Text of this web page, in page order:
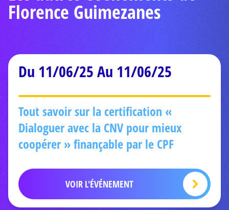
Florence Guimezanes
Du 11/06/25 Au 11/06/25
Tout savoir sur la certification «
Dialoguer avec la CNV pour mieux
coopérer » finançable par le CPF
VOIR L'ÉVÉNEMENT